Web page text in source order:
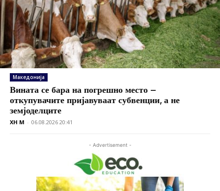
Македонија
Вината се бара на погрешно место –
откупувачите пријавуваат субвенции, а не
земјоделците
XH M - 06.08.2026 20:41
- Advertisement -